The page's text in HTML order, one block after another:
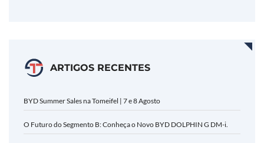
ARTIGOS RECENTES
BYD Summer Sales na Tomeifel | 7 e 8 Agosto
O Futuro do Segmento B: Conheça o Novo BYD DOLPHIN G DM-i.